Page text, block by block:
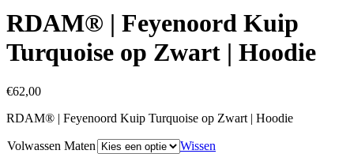
RDAM® | Feyenoord Kuip
Turquoise op Zwart | Hoodie
€62,00
RDAM® | Feyenoord Kuip Turquoise op Zwart | Hoodie
Volwassen Maten
Wissen